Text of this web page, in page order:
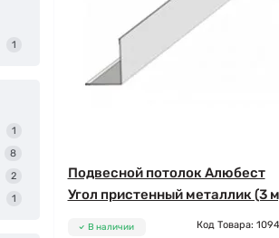
1
1
8
2
1
Подвесной потолок Алюбест
Угол пристенный металлик (3
В наличии Код Товара: